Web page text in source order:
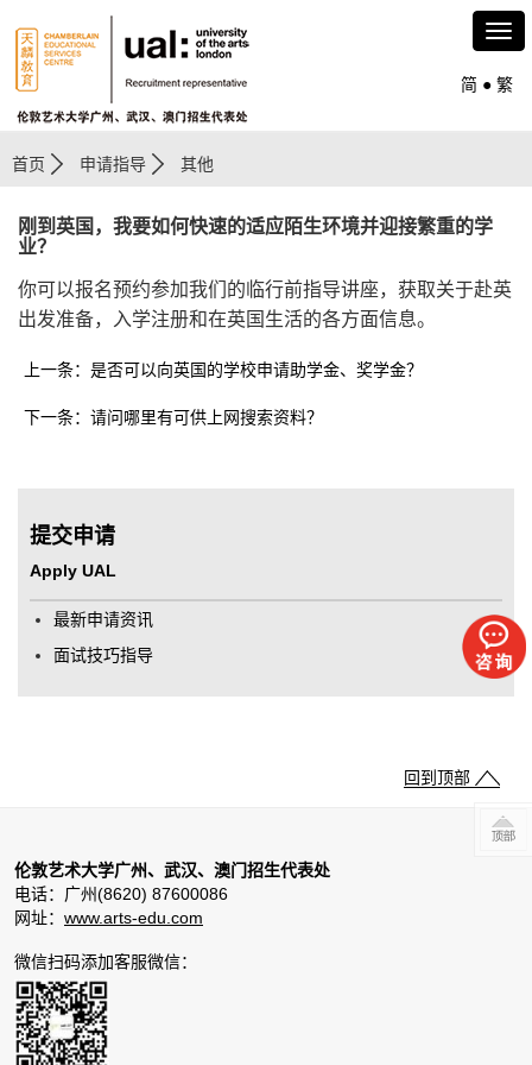
简 ● 繁
首页 申请指导 其他
刚到英国，我要如何快速的适应陌生环境并迎接繁重的学
业？
你可以报名预约参加我们的临行前指导讲座，获取关于赴英
出发准备，入学注册和在英国生活的各方面信息。
上一条：是否可以向英国的学校申请助学金、奖学金？
下一条：请问哪里有可供上网搜索资料？
提交申请
Apply UAL
最新申请资讯
面试技巧指导
回到顶部
伦敦艺术大学广州、武汉、澳门招生代表处
电话：广州(8620) 87600086
网址： www.arts-edu.com
微信扫码添加客服微信：